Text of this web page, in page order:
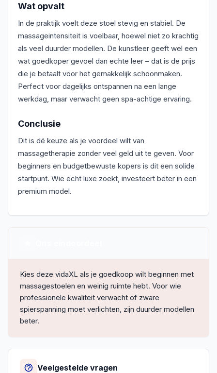
Wat opvalt
In de praktijk voelt deze stoel stevig en stabiel. De
massageintensiteit is voelbaar, hoewel niet zo krachtig
als veel duurder modellen. De kunstleer geeft wel een
wat goedkoper gevoel dan echte leer – dat is de prijs
die je betaalt voor het gemakkelijk schoonmaken.
Perfect voor dagelijks ontspannen na een lange
werkdag, maar verwacht geen spa-achtige ervaring.
Conclusie
Dit is dé keuze als je voordeel wilt van
massagetherapie zonder veel geld uit te geven. Voor
beginners en budgetbewuste kopers is dit een solide
startpunt. Wie echt luxe zoekt, investeert beter in een
premium model.
Kies deze vidaXL als je goedkoop wilt beginnen met
massagestoelen en weinig ruimte hebt. Voor wie
professionele kwaliteit verwacht of zware
spierspanning moet verlichten, zijn duurder modellen
beter.
Veelgestelde vragen